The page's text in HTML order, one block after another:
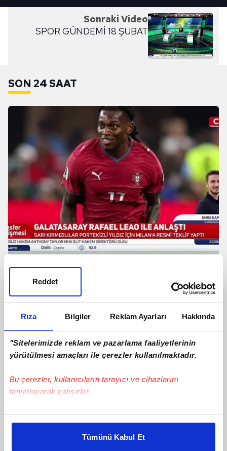
Rıza Bilgiler Reklam Ayarları Hakkında
"Sitelerimizde reklam ve pazarlama faaliyetlerinin
yürütülmesi amaçları ile çerezler kullanılmaktadır.
Bu çerezler, kullanıcıların tarayıcı ve cihazlarını
tanımlayarak çalışırlar.
Bu çerezlere izin vermeniz halinde sizlere özel
daha iyi reklam deneyimi yaşatabiliriz. Bunu yaparken
Tümünü Kabul Et
Reddet
Sonraki Video
SPOR GÜNDEMİ 18 ŞUBAT
SON 24 SAAT
İşte Portekizli yıldızın maaşı
Beşiktaş İçin Flaş Transfer Açıklaması:
"2-3 Gün İçinde Çok İyi Bir Santrfor